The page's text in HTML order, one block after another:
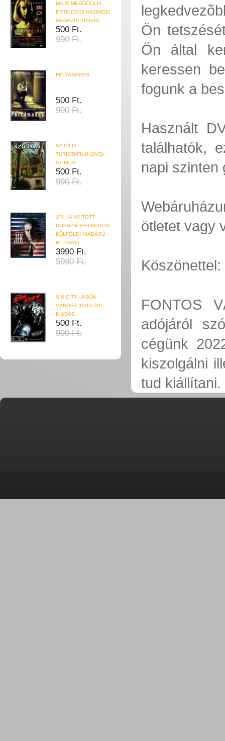
MAJD MEGDÖGLIK
ÉRTE (DVD) HÁZIMOZI
MAGAZIN KIADÁS
500 Ft.
990 Ft.
FELTÁMADÁS
500 Ft.
990 Ft.
SZICÍLIA -
TURISTAFILM (DVD)
ÚTIFILM
500 Ft.
990 Ft.
JFK - A NYITOTT
DOSSZIÉ (FELIRATOS
KÜLFÖLDI KIADÁSÚ
BLU-RAY)
3990 Ft.
5990 Ft.
SIN CITY - A BŰN
VÁROSA (DVD) SPI
KIADÁS
500 Ft.
990 Ft.
Ön
Ön által
keressen
fogunk a
Használt
találhatók,
napi szinten
ötletet vagy
FONTOS
adójáról
cégünk
kiszolgálni
tud